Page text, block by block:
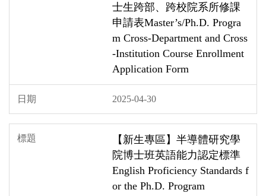
士生跨部、跨校院系所修課
申請表Master’s/Ph.D. Progra
m Cross-Department and Cross
-Institution Course Enrollment
Application Form
2025-04-30
【新生專區】半導體研究學
院博士班英語能力認定標準
English Proficiency Standards f
or the Ph.D. Program